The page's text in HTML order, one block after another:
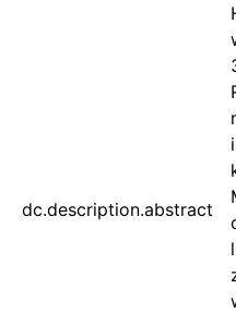
dc.description.abstract